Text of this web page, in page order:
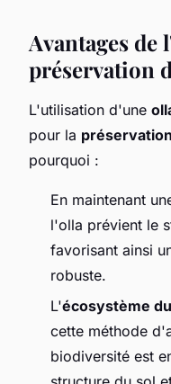
Avantages de
préservation
L'utilisation d'une
pour la
pourquoi :
En maintenant
l'olla prévient le
favorisant ainsi
robuste.
L'écosystème
cette méthode
biodiversité est